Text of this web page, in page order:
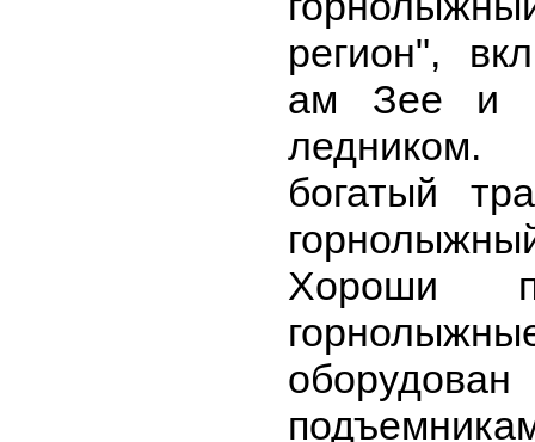
регион",
ам Зее и
богатый
Хороши